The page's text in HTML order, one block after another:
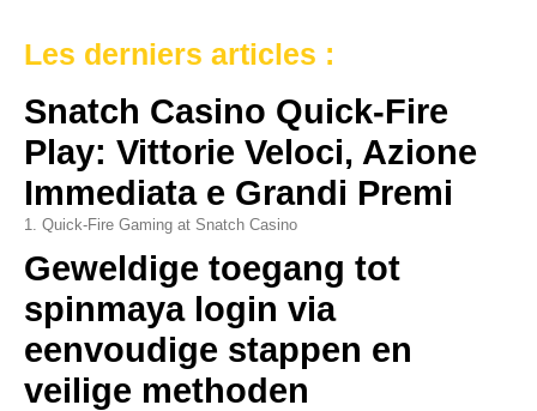
Les derniers articles :
Snatch Casino Quick‑Fire
Play: Vittorie Veloci, Azione
Immediata e Grandi Premi
1. Quick‑Fire Gaming at Snatch Casino
Geweldige toegang tot
spinmaya login via
eenvoudige stappen en
veilige methoden